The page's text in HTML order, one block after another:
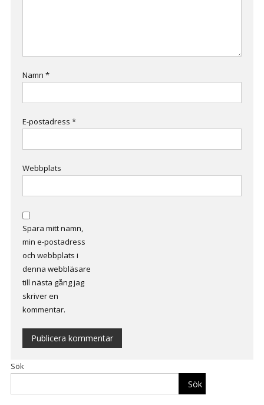
Namn *
E-postadress *
Webbplats
Spara mitt namn,
min e-postadress
och webbplats i
denna webbläsare
till nästa gång jag
skriver en
kommentar.
Sök
Sök